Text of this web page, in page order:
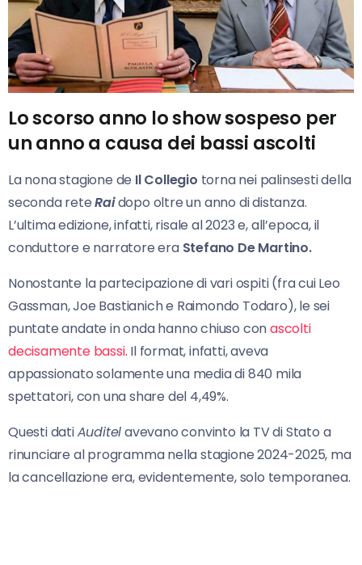
Lo scorso anno lo show sospeso per
un anno a causa dei bassi ascolti
La nona stagione de Il Collegio torna nei palinsesti della
seconda reteRaidopo oltre un anno di distanza.
L’ultima edizione, infatti, risale al 2023 e, all’epoca, il
conduttore e narratore era Stefano De Martino.
Nonostante la partecipazione di vari ospiti (fra cui Leo
Gassman, Joe Bastianich e Raimondo Todaro), le sei
puntate andate in onda hanno chiuso conascolti
decisamente bassi. Il format, infatti, aveva
appassionato solamente una media di 840 mila
spettatori, con una share del 4,49%.
Questi datiAuditelavevano convinto la TV di Stato a
rinunciare al programma nella stagione 2024-2025, ma
la cancellazione era, evidentemente, solo temporanea.